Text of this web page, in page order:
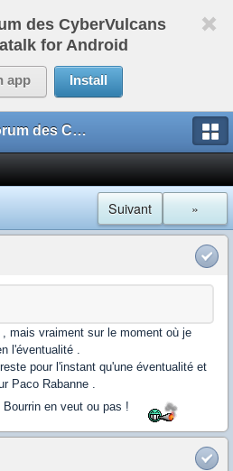
des CyberVulcans
for Android
app Install
Le forum des CyberVulcans
»
Suivant
mais vraiment sur le moment où je
l'éventualité .
pour l'instant qu'une éventualité et
Paco Rabanne .
en veut ou pas !